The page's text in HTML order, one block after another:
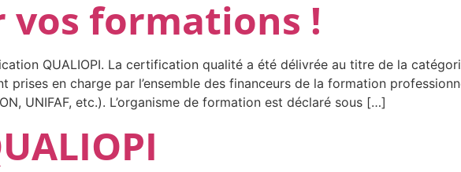
vos formations !
QUALIOPI. La certification qualité a été délivrée au titre de la
prises en charge par l’ensemble des financeurs de la formation
UNIFAF, etc.). L’organisme de formation est déclaré sous […]